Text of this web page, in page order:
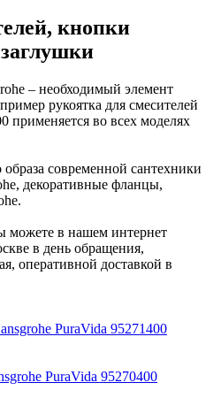
кнопки
– необходимый элемент
рукоятка для смесителей
применяется во всех моделях
современной сантехники
декоративные фланцы,
можете в нашем интернет
в день обращения,
оперативной доставкой в
PuraVida 95271400
PuraVida 95270400